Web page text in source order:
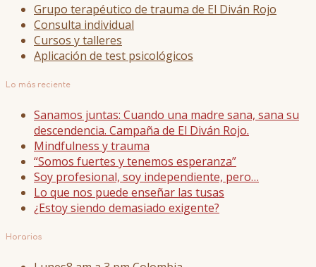
Grupo terapéutico de trauma de El Diván Rojo
Consulta individual
Cursos y talleres
Aplicación de test psicológicos
Lo más reciente
Sanamos juntas: Cuando una madre sana, sana su
descendencia. Campaña de El Diván Rojo.
Mindfulness y trauma
“Somos fuertes y tenemos esperanza”
Soy profesional, soy independiente, pero…
Lo que nos puede enseñar las tusas
¿Estoy siendo demasiado exigente?
Horarios